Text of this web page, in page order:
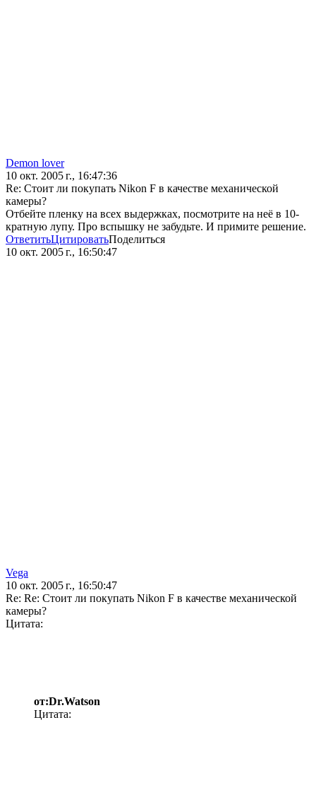
Demon lover
10 окт. 2005 г., 16:47:36
Re: Стоит ли покупать Nikon F в качестве механической
камеры?
Отбейте пленку на всех выдержках, посмотрите на неё в 10-
кратную лупу. Про вспышку не забудьте. И примите решение.
ОтветитьЦитироватьПоделиться
10 окт. 2005 г., 16:50:47
Vega
10 окт. 2005 г., 16:50:47
Re: Re: Стоит ли покупать Nikon F в качестве механической
камеры?
Цитата:
от:Dr.Watson
Цитата: